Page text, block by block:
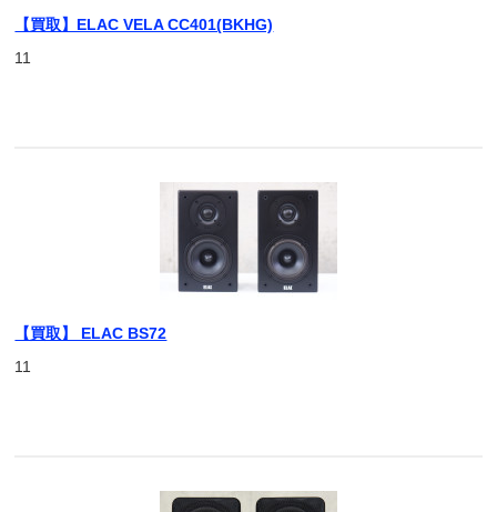
【買取】ELAC VELA CC401(BKHG)
11
【買取】 ELAC BS72
11